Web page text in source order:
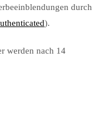
durch
).
werden nach 14